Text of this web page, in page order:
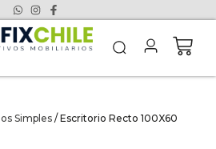
Simples/ Escritorio Recto 100X60